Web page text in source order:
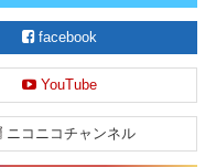
facebook
YouTube
ニコニコチャンネル